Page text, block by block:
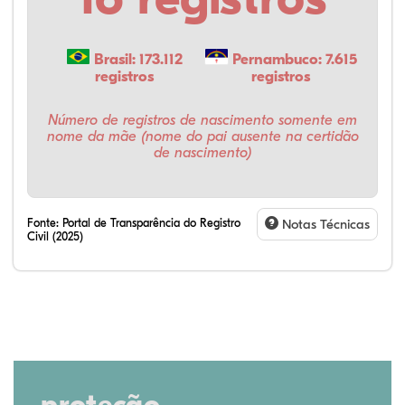
Brasil: 173.112
registros
Pernambuco: 7.615
registros
Número de registros de nascimento somente em
nome da mãe (nome do pai ausente na certidão
de nascimento)
Fonte: Portal de Transparência do Registro
Civil (2025)
Notas Técnicas